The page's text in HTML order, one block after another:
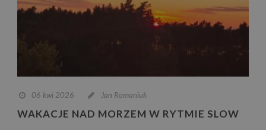
06 kwi 2026 Jan Romaniuk
WAKACJE NAD MORZEM W RYTMIE SLOW